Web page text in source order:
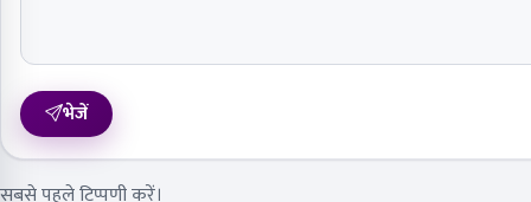
भेजें
सबसे पहले टिप्पणी करें।